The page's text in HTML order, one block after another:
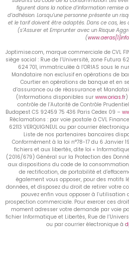
figurent dans la notice d’information remise
d’adhésion. Lorsqu’une personne présente un
et le tarif doivent être adaptés. Dans ce cas, les
(s’Assurer et Emprunter avec un Risque
(
Joptimise.com, marque commerciale de CVL
siège social : Rue de l’Université, zone Futura
624 701, immatriculée à l’ORIAS sous le
Mandataire non exclusif en opérations de
Courtier en opérations de banque et en
d’assurance ou de réassurance et
(Informations disponibles sur www.orias.fr)
contrôle de l’Autorité de Contrôle
Budapest CS 92459 75 436 Paris Cedex 09 –
Réclamations : par voie postale à CVL
62113 VERQUIGNEUL ou par courrier
Liste de nos partenaires bancaires
Conformément à la loi n°78-17 du 6 Janvier
fichiers et aux libertés, dite loi «
(2016/679) Général sur la Protection des
aux dispositions du code de la
de rectification, de portabilité et
également vous opposer, pour des motifs
données, et disposez du droit de retirer votre
pouvez enfin vous opposer à l’utilisation
prospection commerciale. Pour exercer ces
moment adresser votre demande par voie
fichier Informatique et Libertés, Rue de
ou par courrier électronique à